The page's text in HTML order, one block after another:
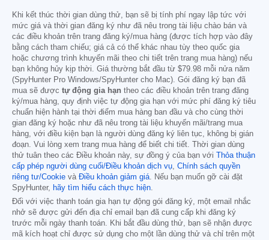
Khi kết thúc thời gian dùng thử, bạn sẽ bị tính phí ngay lập tức với
mức giá và thời gian đăng ký như đã nêu trong tài liệu chào bán và
các điều khoản trên trang đăng ký/mua hàng (được tích hợp vào đây
bằng cách tham chiếu; giá cả có thể khác nhau tùy theo quốc gia
hoặc chương trình khuyến mãi theo chi tiết trên trang mua hàng) nếu
bạn không hủy kịp thời. Giá thường bắt đầu từ $79.98 mỗi nửa năm
(SpyHunter Pro Windows/SpyHunter cho Mac). Gói đăng ký bạn đã
mua sẽ được tự động gia hạn theo các điều khoản trên trang đăng
ký/mua hàng, quy định việc tự động gia hạn với mức phí đăng ký tiêu
chuẩn hiện hành tại thời điểm mua hàng ban đầu và cho cùng thời
gian đăng ký hoặc như đã nêu trong tài liệu khuyến mãi/trang mua
hàng, với điều kiện bạn là người dùng đăng ký liên tục, không bị gián
đoạn. Vui lòng xem trang mua hàng để biết chi tiết. Thời gian dùng
thử tuân theo các Điều khoản này, sự đồng ý của bạn với
Thỏa thuận
cấp phép người dùng cuối/Điều khoản dịch vụ, Chính sách quyền
riêng tư/Cookie và Điều khoản giảm giá. Nếu bạn muốn gỡ cài đặt
SpyHunter, hãy tìm hiểu cách thực hiện.
Đối với việc thanh toán gia hạn tự động gói đăng ký, một email nhắc
nhở sẽ được gửi đến địa chỉ email bạn đã cung cấp khi đăng ký
trước mỗi ngày thanh toán. Khi bắt đầu dùng thử, bạn sẽ nhận được
mã kích hoạt chỉ được sử dụng cho một lần dùng thử và chỉ trên một